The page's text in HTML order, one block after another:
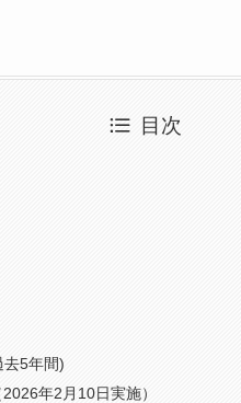
目次
去5年間)
年2月10日実施）